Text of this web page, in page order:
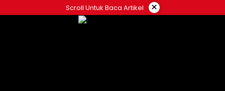
to
Scroll Untuk Baca Artikel ×